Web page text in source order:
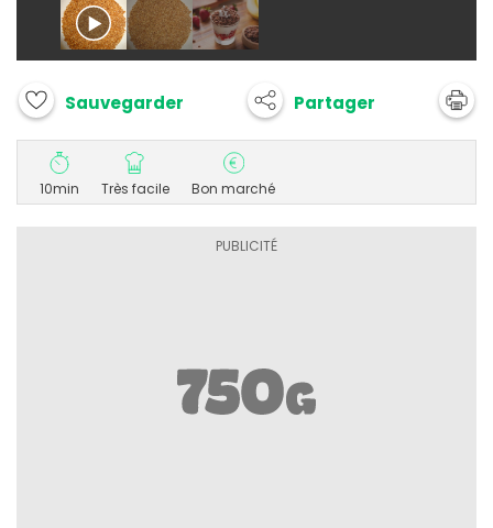
Sauvegarder Partager
10min Très facile Bon marché